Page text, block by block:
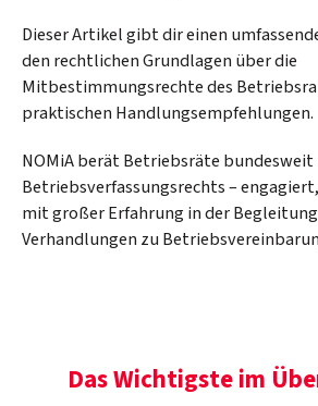
Dieser Artikel gibt dir einen
den rechtlichen Grundlagen über die
Mitbestimmungsrechte des
praktischen Handlungsempfehlungen.
NOMiA berät Betriebsräte bundesweit
Betriebsverfassungsrechts –
mit großer Erfahrung in der
Verhandlungen zu
Das Wichtigste im